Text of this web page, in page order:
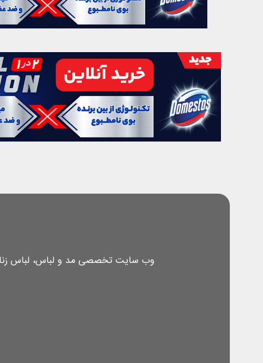
وب سایت تخصصی مد و لباس، لباس